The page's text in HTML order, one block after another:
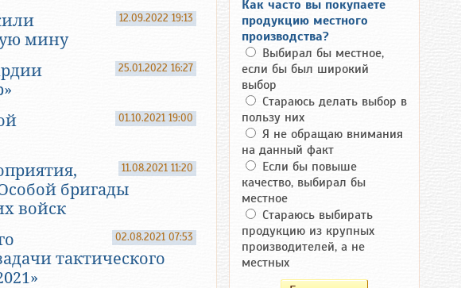
12.09.2022 19:13
мину
25.01.2022 16:27
01.10.2021 19:00
11.08.2021 11:20
бригады
войск
02.08.2021 07:53
тактического
Как часто вы покупаете
продукцию местного
производства?
Выбирал бы местное,
если бы был широкий
выбор
Стараюсь делать выбор в
пользу них
Я не обращаю внимания
на данный факт
Если бы повыше
качество, выбирал бы
местное
Стараюсь выбирать
продукцию из крупных
производителей, а не
местных